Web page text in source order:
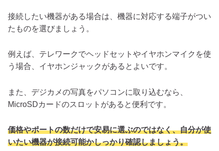
接続したい機器がある場合は、機器に対応する端子がつい
たものを選びましょう。
例えば、テレワークでヘッドセットやイヤホンマイクを使
う場合、イヤホンジャックがあるとよいです。
また、デジカメの写真をパソコンに取り込むなら、
MicroSDカードのスロットがあると便利です。
価格やポートの数だけで安易に選ぶのではなく、自分が使
いたい機器が接続可能かしっかり確認しましょう。